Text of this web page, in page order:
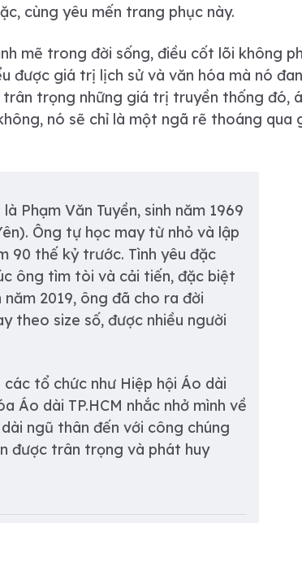
cùng yêu mến trang phục này.
mẽ trong đời sống, điều cốt lõi không
được giá trị lịch sử và văn hóa mà nó
trân trọng những giá trị truyền thống đó,
nó sẽ chỉ là một ngã rẽ thoáng
Phạm Văn Tuyền, sinh năm 1969
Ông tự học may từ nhỏ và lập
90 thế kỷ trước. Tình yêu đặc
ông tìm tòi và cải tiến, đặc biệt
2019, ông đã cho ra đời
theo size số, được nhiều người
tổ chức như Hiệp hội Áo dài
Áo dài TP.HCM nhắc nhở mình về
ngũ thân đến với công chúng
được trân trọng và phát huy